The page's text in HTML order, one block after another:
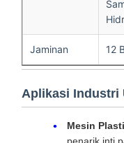
Jaminan 12
Aplikasi Industri
Mesin
penarik inti